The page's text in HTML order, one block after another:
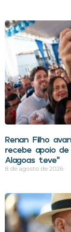
Renan Filho
recebe apoio de
Alagoas teve”
8 de agosto de 2026